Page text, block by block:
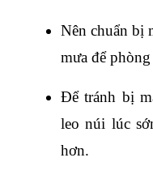
Nên chuẩn bị
mưa để
Để tránh bị
leo núi lúc
hơn.